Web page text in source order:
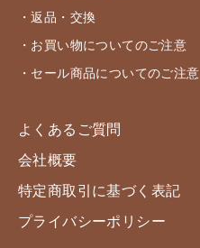
・返品・交換
・お買い物についてのご注意
・セール商品についてのご注意
よくあるご質問
会社概要
特定商取引に基づく表記
プライバシーポリシー